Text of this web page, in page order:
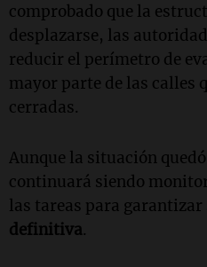
comprobado que la
desplazarse, las
reducir el perímetro de
mayor parte de las calles
cerradas.
Aunque la situación
continuará siendo
las tareas para garantizar
definitiva.